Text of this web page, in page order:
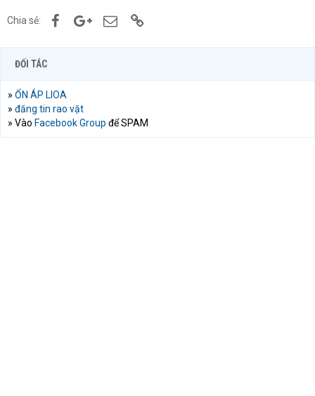
Chia sẻ: FacebookGoogle+Email
ĐỐI TÁC
» ỔN ÁP LIOA
» đăng tin rao vặt
» Vào Facebook Group để SPAM